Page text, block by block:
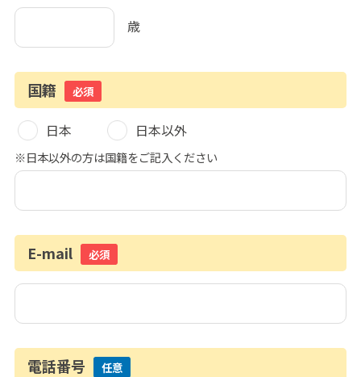
歳
国籍 必須
日本 日本以外
※日本以外の方は国籍をご記入ください
E-mail 必須
電話番号 任意